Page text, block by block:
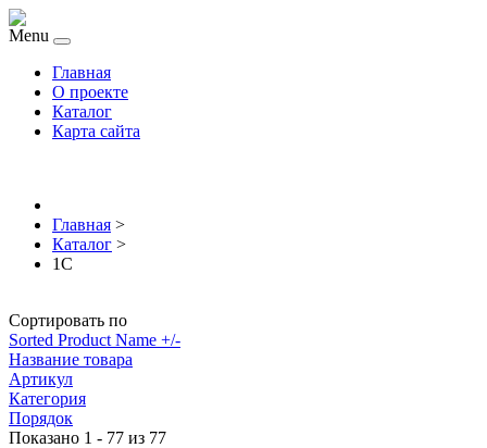
Menu
Главная
О проекте
Каталог
Карта сайта
Главная >
Каталог >
1С
Сортировать по
Sorted Product Name +/-
Название товара
Артикул
Категория
Порядок
Показано 1 - 77 из 77